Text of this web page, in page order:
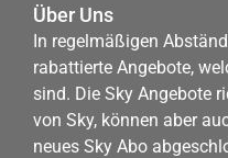
Über Uns
In regelmäßigen
rabattierte Angebote,
sind. Die Sky Angebote
von Sky, können aber
neues Sky Abo